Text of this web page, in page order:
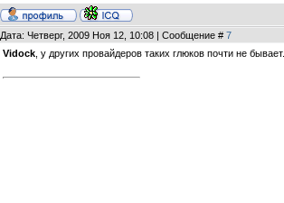
Дата: Четверг, 2009 Ноя 12, 10:08 | Сообщение # 7
Vidock , у других провайдеров таких глюков почти не бывает.